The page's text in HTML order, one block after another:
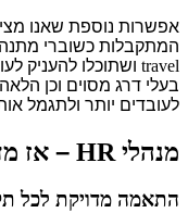
אפשרות נוספת שאנו
המתקבלות כשוברי מתנה
travel ושתוכלו להעניק
בעלי דרג מסוים וכן
לעובדים יותר ולתגמל
מנהליHR
–אז
התאמה מדויקת לכל